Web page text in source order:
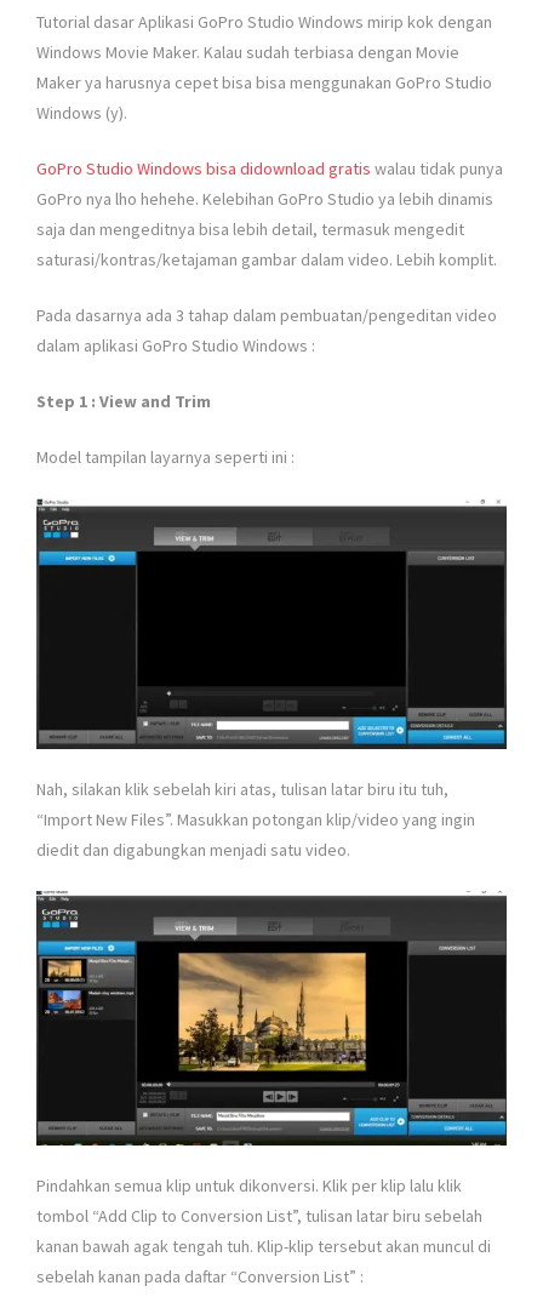
Tutorial dasar Aplikasi GoPro Studio Windows mirip kok dengan
Windows Movie Maker. Kalau sudah terbiasa dengan Movie
Maker ya harusnya cepet bisa bisa menggunakan GoPro Studio
Windows (y).
GoPro Studio Windows bisa didownload gratis walau tidak punya
GoPro nya lho hehehe. Kelebihan GoPro Studio ya lebih dinamis
saja dan mengeditnya bisa lebih detail, termasuk mengedit
saturasi/kontras/ketajaman gambar dalam video. Lebih komplit.
Pada dasarnya ada 3 tahap dalam pembuatan/pengeditan video
dalam aplikasi GoPro Studio Windows :
Step 1 : View and Trim
Model tampilan layarnya seperti ini :
Nah, silakan klik sebelah kiri atas, tulisan latar biru itu tuh,
“Import New Files”. Masukkan potongan klip/video yang ingin
diedit dan digabungkan menjadi satu video.
Pindahkan semua klip untuk dikonversi. Klik per klip lalu klik
tombol “Add Clip to Conversion List”, tulisan latar biru sebelah
kanan bawah agak tengah tuh. Klip-klip tersebut akan muncul di
sebelah kanan pada daftar “Conversion List” :